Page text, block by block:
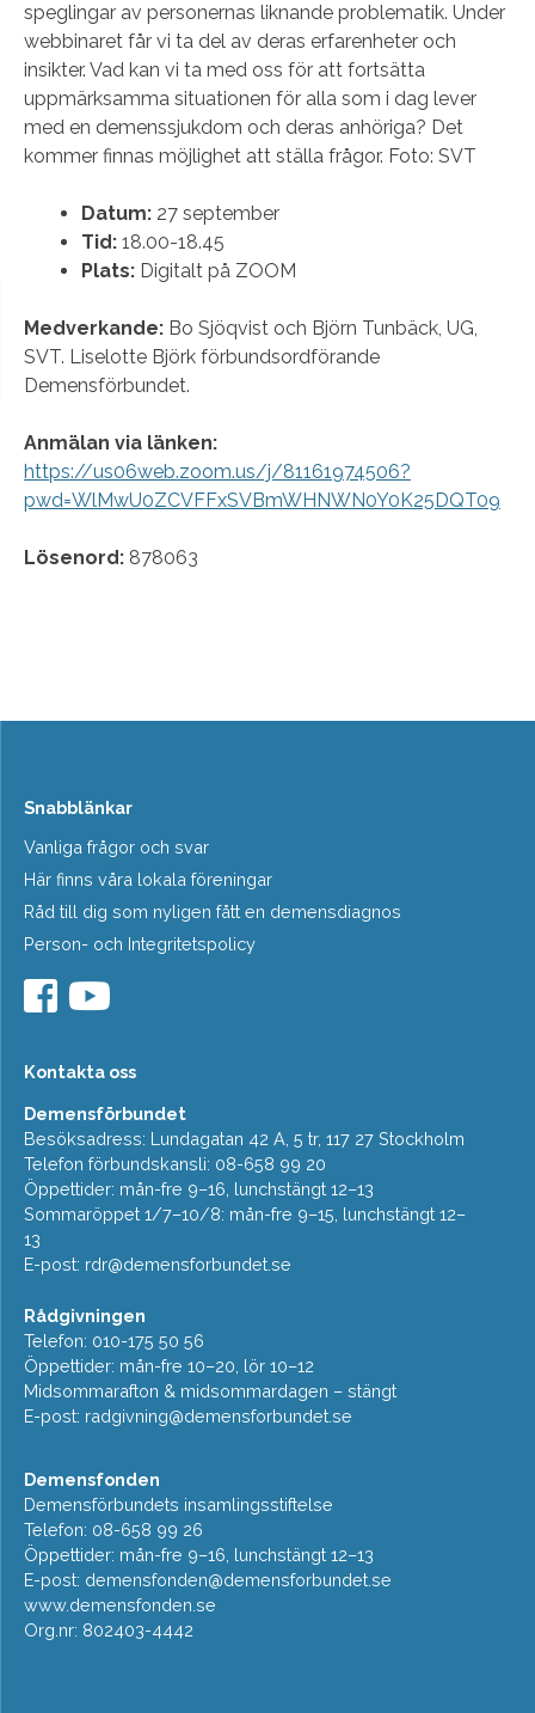
speglingar av personernas liknande problematik. Under
webbinaret får vi ta del av deras erfarenheter och
insikter. Vad kan vi ta med oss för att fortsätta
uppmärksamma situationen för alla som i dag lever
med en demenssjukdom och deras anhöriga? Det
kommer finnas möjlighet att ställa frågor. Foto: SVT
Datum: 27 september
Tid: 18.00-18.45
Plats: Digitalt på ZOOM
Medverkande: Bo Sjöqvist och Björn Tunbäck, UG,
SVT. Liselotte Björk förbundsordförande
Demensförbundet.
Anmälan via länken:
https://us06web.zoom.us/j/81161974506?
pwd=WlMwU0ZCVFFxSVBmWHNWN0Y0K25DQT09
Lösenord: 878063
Snabblänkar
Vanliga frågor och svar
Här finns våra lokala föreningar
Råd till dig som nyligen fått en demensdiagnos
Person- och Integritetspolicy
Kontakta oss
Demensförbundet
Besöksadress: Lundagatan 42 A, 5 tr, 117 27 Stockholm
Telefon förbundskansli: 08-658 99 20
Öppettider: mån-fre 9–16, lunchstängt 12–13
Sommaröppet 1/7–10/8: mån-fre 9–15, lunchstängt 12–
13
E-post: rdr@demensforbundet.se
Rådgivningen
Telefon: 010-175 50 56
Öppettider: mån-fre 10–20, lör 10–12
Midsommarafton & midsommardagen – stängt
E-post: radgivning@demensforbundet.se
Demensfonden
Demensförbundets insamlingsstiftelse
Telefon: 08-658 99 26
Öppettider: mån-fre 9–16, lunchstängt 12–13
E-post: demensfonden@demensforbundet.se
www.demensfonden.se
Org.nr: 802403-4442